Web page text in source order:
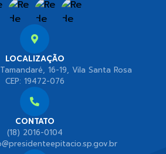
LOCALIZAÇÃO
16-19, Vila Santa Rosa
CEP: 19472-076
CONTATO
(18) 2016-0104